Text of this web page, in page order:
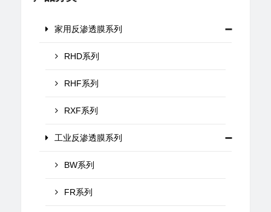
家用反渗透膜系列
RHD系列
RHF系列
RXF系列
工业反渗透膜系列
BW系列
FR系列